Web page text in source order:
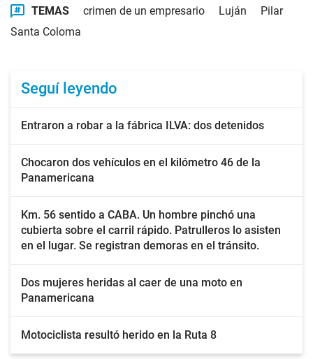
TEMAS crimen de un empresario Luján
Pilar
Santa Coloma
Seguí leyendo
Entraron a robar a la fábrica ILVA: dos detenidos
Chocaron dos vehículos en el kilómetro 46 de la
Panamericana
Km. 56 sentido a CABA. Un hombre pinchó una
cubierta sobre el carril rápido. Patrulleros lo asisten
en el lugar. Se registran demoras en el tránsito.
Dos mujeres heridas al caer de una moto en
Panamericana
Motociclista resultó herido en la Ruta 8